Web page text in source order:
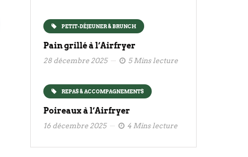
PETIT-DÉJEUNER & BRUNCH
Pain grillé à l’Airfryer
28 décembre 2025 5 Mins lecture
REPAS & ACCOMPAGNEMENTS
Poireaux à l’Airfryer
16 décembre 2025 4 Mins lecture